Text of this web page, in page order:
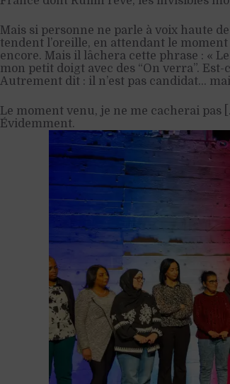
Mais si personne ne parle à voix haute
tendent l’oreille, en attendant le
encore. Mais il lâchera cette phrase : «
mon petit doigt avec des “On verra”.
Autrement dit : il n’est pas candidat…
Le moment venu, je ne me cacherai pas
Évidemment.